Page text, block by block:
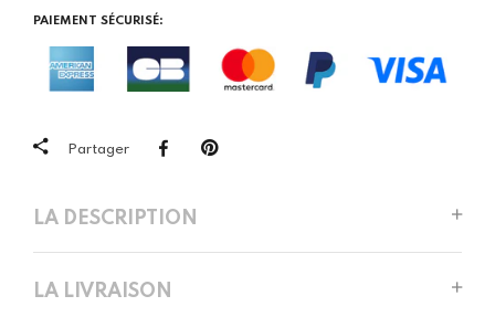
PAIEMENT SÉCURISÉ:
Partager
LA DESCRIPTION
LA LIVRAISON